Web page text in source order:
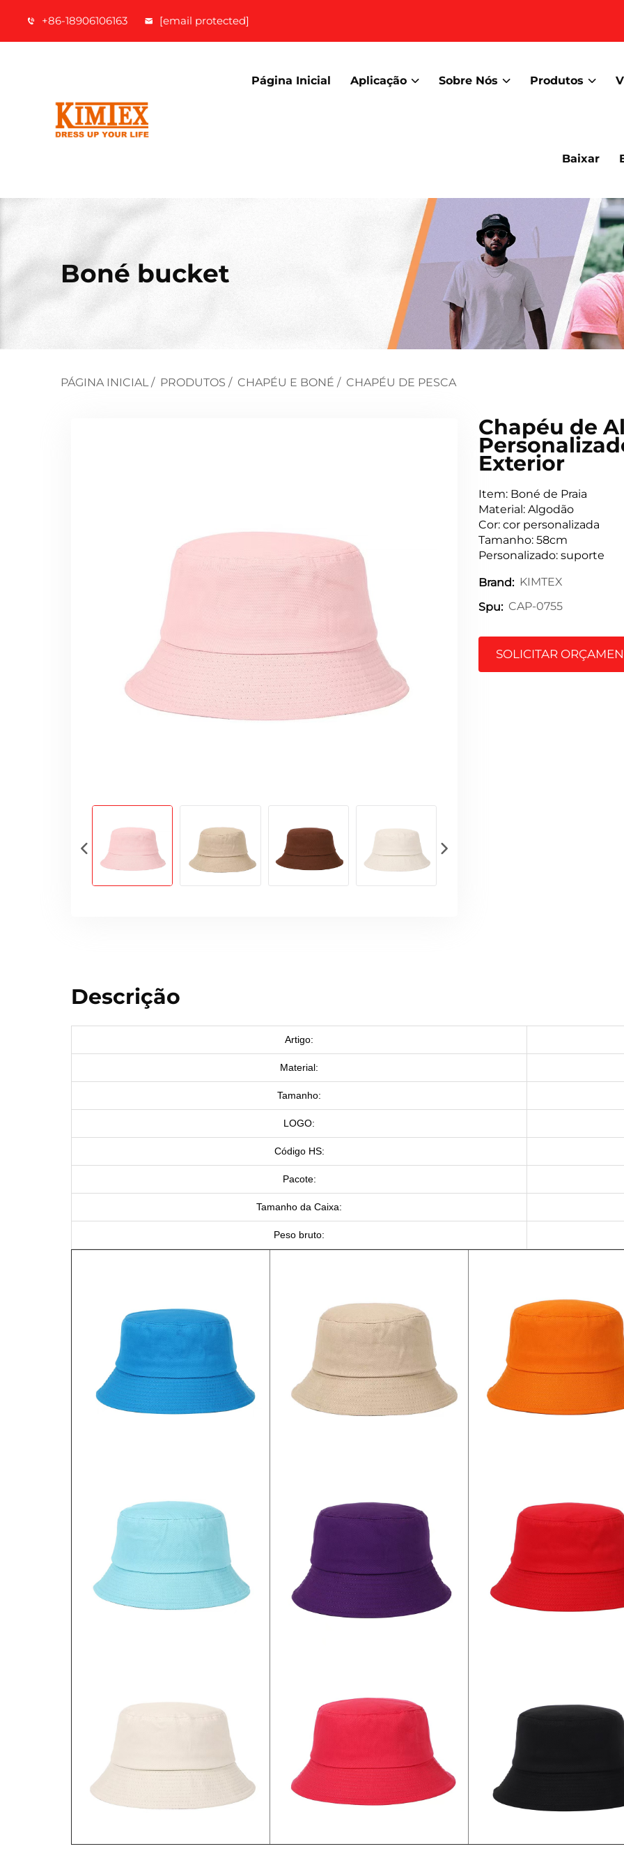
+86-18906106163 [email protected]
Página Inicial Aplicação Sobre Nós Produtos
Baixar
Boné bucket
PÁGINA INICIAL / PRODUTOS / CHAPÉU E BONÉ / CHAPÉU DE PESCA
Chapéu de
Exterior
Item: Boné de Praia
Material: Algodão
Cor: cor personalizada
Tamanho: 58cm
Personalizado: suporte
Brand: KIMTEX
Spu: CAP-0755
SOLICITAR
Descrição
Artigo:
Material:
Tamanho:
LOGO:
Código HS:
Pacote:
Tamanho da Caixa:
Peso bruto: